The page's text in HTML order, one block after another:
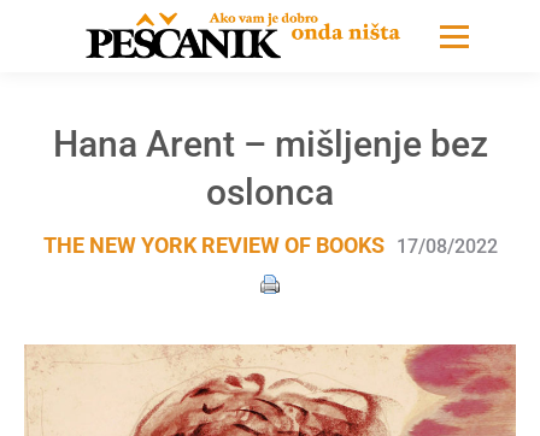
Hana Arent – mišljenje bez
oslonca
THE NEW YORK REVIEW OF BOOKS 17/08/2022